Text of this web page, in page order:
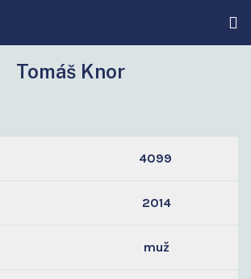
Tomáš Knor
4099
2014
muž